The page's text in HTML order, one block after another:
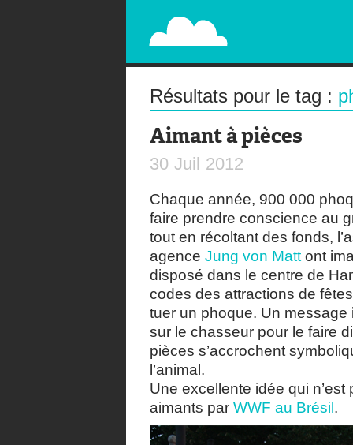
PAPERPLANE
STREET, AMBIENT, GUÉRILLA MARKETING
Résultats pour le tag :
Aimant à pièces
30 Juil 2012
Chaque année, 900 000
faire prendre conscience au
tout en récoltant des fonds,
agence Jung von Matt ont
disposé dans le centre de
codes des attractions de
tuer un phoque. Un
sur le chasseur pour le faire
pièces s’accrochent
l’animal.
Une excellente idée qui n’est
aimants par WWF au Brésil .